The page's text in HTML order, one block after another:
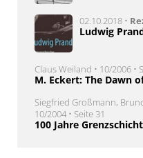
02.10.2018 •
Ludwig
Claus Weiland • 10/2006 •
M. Eckert: The Dawn
Siegfried Großmann,
10/2004 • Seite 31
100 Jahre